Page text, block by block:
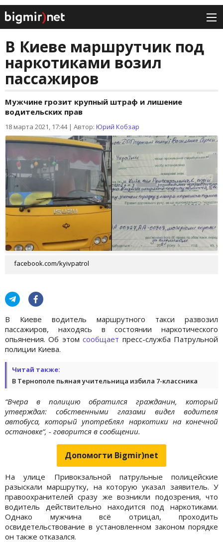
В Киеве маршрутчик под
наркотиками возил
пассажиров
Мужчине грозит крупный штраф и лишение
водительских прав
18 марта 2021, 17:44| Автор: Юрий Кобзар
facebook.com/kyivpatrol
В Киеве водитель маршрутного такси развозил
пассажиров, находясь в состоянии наркотического
опьянения. Об этомсообщает пресс-служба Патрульной
полиции Киева.
Читай также:
В Тернополе пьяная учительница избила 7-классника
“Вчера в полицию обратился гражданин, который
утверждал: собственными глазами видел водителя
автобуса, который употреблял наркотики на конечной
остановке“, - говорится в сообщении.
Допомогти Bigmir)net
На улице Привокзальной патрульные полицейские
разыскали маршрутку, на которую указал заявитель. У
правоохранителей сразу же возникли подозрения, что
водитель действительно находится под наркотиками.
Однако мужчина всё отрицал, проходить
освидетельствование в установленном законом порядке
он также отказался.